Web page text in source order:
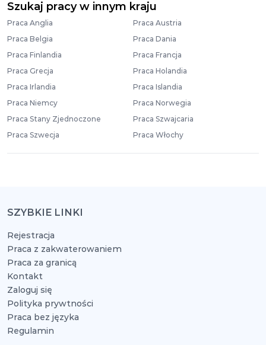
Szukaj pracy w innym kraju
Praca Anglia
Praca Austria
Praca Belgia
Praca Dania
Praca Finlandia
Praca Francja
Praca Grecja
Praca Holandia
Praca Irlandia
Praca Islandia
Praca Niemcy
Praca Norwegia
Praca Stany Zjednoczone
Praca Szwajcaria
Praca Szwecja
Praca Włochy
SZYBKIE LINKI
Rejestracja
Praca z zakwaterowaniem
Praca za granicą
Kontakt
Zaloguj się
Polityka prywtności
Praca bez języka
Regulamin